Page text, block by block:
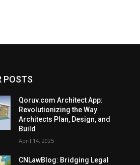
POSTS
Qoruv.com Architect App:
Revolutionizing the Way
Architects Plan, Design, and
Build
April 14, 2025
CNLawBlog: Bridging Legal